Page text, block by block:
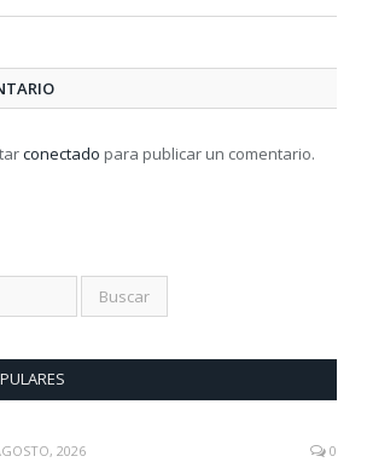
conectado para publicar un comentario.
2026 0